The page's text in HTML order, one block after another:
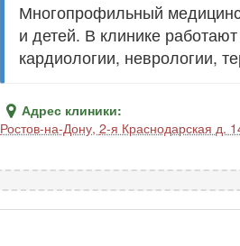
Многопрофильный
и детей. В клинике
кардиологии, неврологии,
Адрес клиники:
Ростов-на-Дону, 2-я Краснодарская д.